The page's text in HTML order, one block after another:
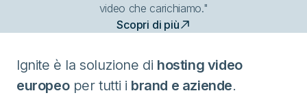
video che carichiamo."
Scopri di più
Ignite è la soluzione di hosting video
europeoper tutti i brand e aziende.